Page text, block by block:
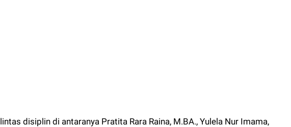
disiplin di antaranya Pratita Rara Raina, M.BA., Yulela Nur Imama,